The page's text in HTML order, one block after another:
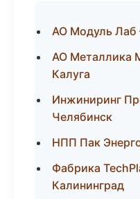
АО Модуль
АО Металлика
Калуга
Инжиниринг
Челябинск
НПП Пак
Фабрика
Калининград